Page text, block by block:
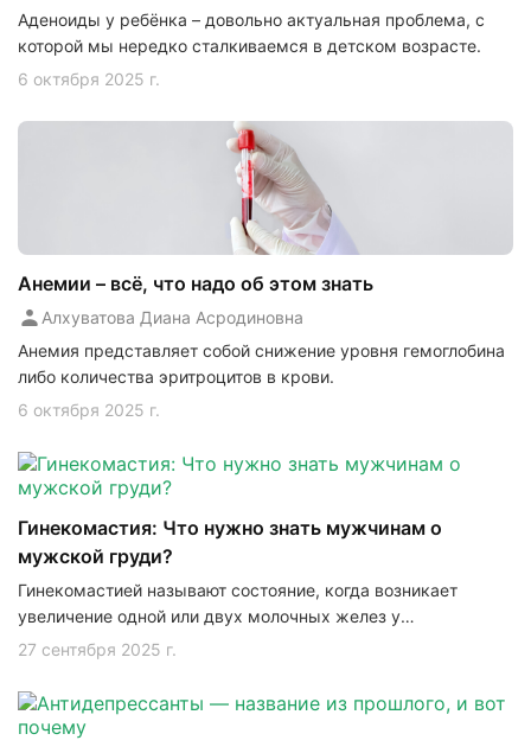
Аденоиды у ребёнка – довольно актуальная проблема, с
которой мы нередко сталкиваемся в детском возрасте.
6 октября 2025 г.
Анемии – всё, что надо об этом знать
Алхуватова Диана Асродиновна
Анемия представляет собой снижение уровня гемоглобина
либо количества эритроцитов в крови.
6 октября 2025 г.
Гинекомастия: Что нужно знать мужчинам о
мужской груди?
Гинекомастией называют состояние, когда возникает
увеличение одной или двух молочных желез у
представителей мужского пола.
27 сентября 2025 г.